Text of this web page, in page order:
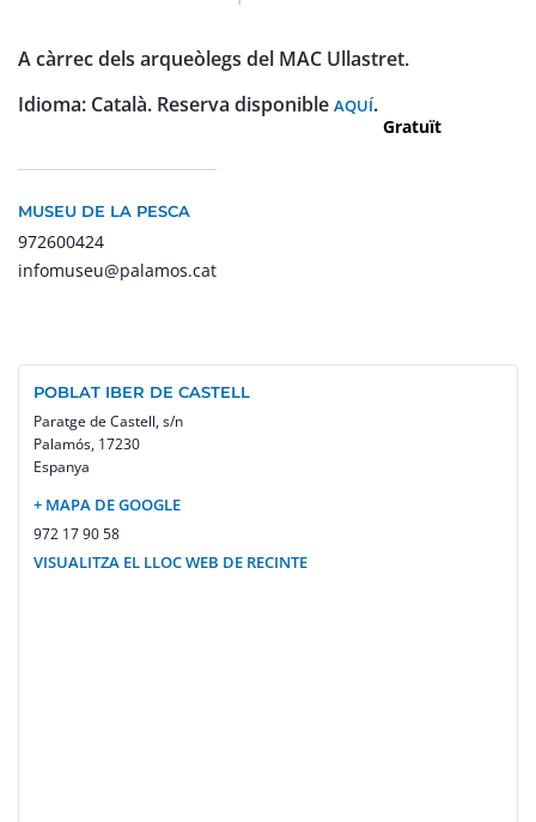
A càrrec dels arqueòlegs del MAC Ullastret.
Idioma: Català. Reserva disponible AQUÍ.
Gratuït
MUSEU DE LA PESCA
972600424
infomuseu@palamos.cat
POBLAT IBER DE CASTELL
Paratge de Castell, s/n
Palamós, 17230
Espanya
+ MAPA DE GOOGLE
972 17 90 58
VISUALITZA EL LLOC WEB DE RECINTE